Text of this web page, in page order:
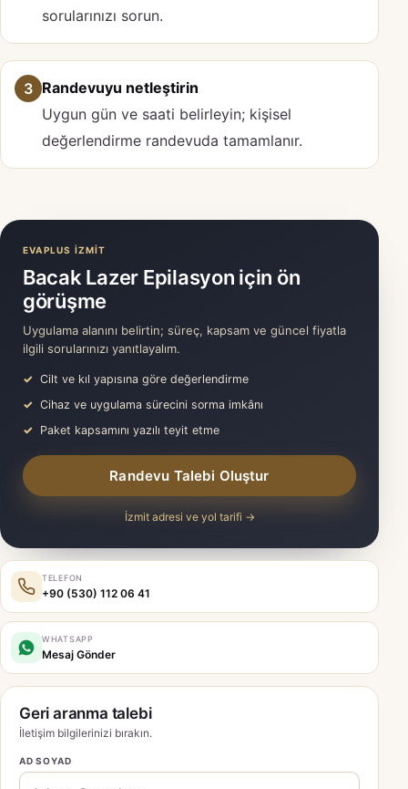
sorularınızı sorun.
3 Randevuyu netleştirin
Uygun gün ve saati belirleyin; kişisel
değerlendirme randevuda tamamlanır.
EVAPLUS İZMİT
Bacak Lazer Epilasyon için ön
görüşme
Uygulama alanını belirtin; süreç, kapsam ve güncel fiyatla
ilgili sorularınızı yanıtlayalım.
Cilt ve kıl yapısına göre değerlendirme
Cihaz ve uygulama sürecini sorma imkânı
Paket kapsamını yazılı teyit etme
Randevu Talebi Oluştur
İzmit adresi ve yol tarifi →
TELEFON
+90 (530) 112 06 41
WHATSAPP
Mesaj Gönder
Geri aranma talebi
İletişim bilgilerinizi bırakın.
AD SOYAD